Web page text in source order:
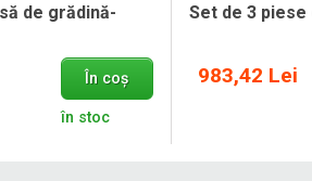
de grădină-
În coș
în stoc
Set de 3
983,42 Lei